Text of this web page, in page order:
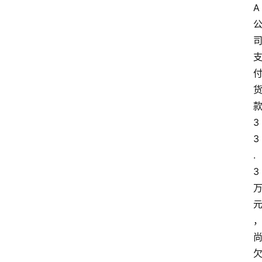
A
公
司
支
付
货
款
3
3
.
3
万
元
，
尚
欠